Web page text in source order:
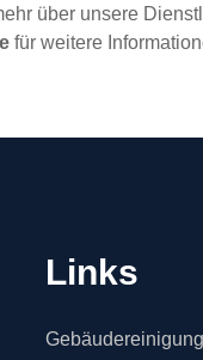
über unsere
für weitere
Links